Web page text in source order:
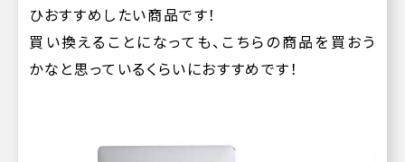
ひおすすめしたい商品です！
買い換えることになっても、こちらの商品を買おう
かなと思っているくらいにおすすめです！